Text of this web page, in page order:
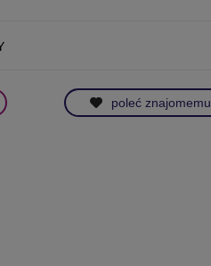
poleć znajomemu